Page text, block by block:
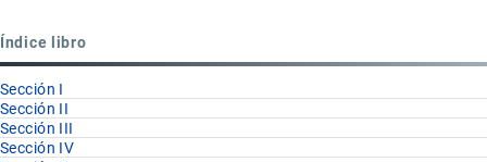
96.09
Índice libro
Sección I
Sección II
Sección III
Sección IV